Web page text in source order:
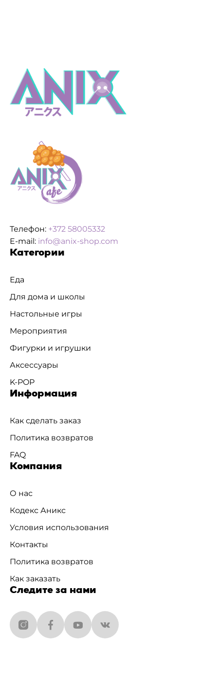
Телефон: +372 58005332
E-mail: info@anix-shop.com
Категории
Еда
Для дома и школы
Настольные игры
Мероприятия
Фигурки и игрушки
Аксессуары
K-POP
Информация
Как сделать заказ
Политика возвратов
FAQ
Компания
О нас
Кодекс Аникс
Условия использования
Контакты
Политика возвратов
Как заказать
Следите за нами